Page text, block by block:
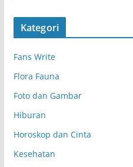
s
Kategori
Fans Write
Flora Fauna
Foto dan Gambar
Hiburan
Horoskop dan Cinta
Kesehatan